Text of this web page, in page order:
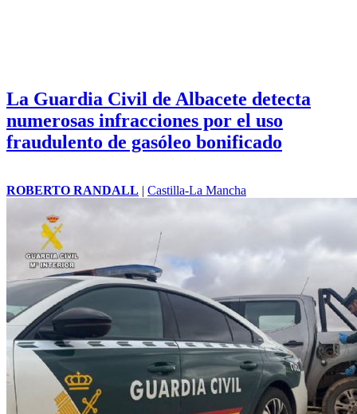
La Guardia Civil de Albacete detecta
numerosas infracciones por el uso
fraudulento de gasóleo bonificado
ROBERTO RANDALL | Castilla-La Mancha